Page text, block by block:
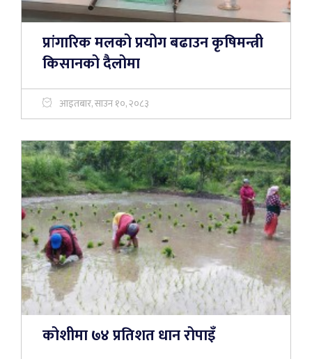
प्रांगारिक मलको प्रयोग बढाउन कृषिमन्त्री
किसानको दैलोमा
आइतबार, साउन १०, २०८३
कोशीमा ७४ प्रतिशत धान रोपाइँ